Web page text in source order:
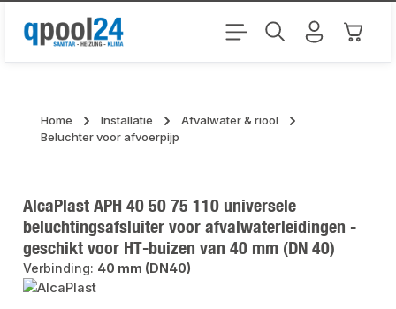
Ga naar de hoofdinhoud
Home Installatie
Afvalwater & riool
Beluchter voor afvoerpijp
AlcaPlast APH 40 50 75 110 universele
beluchtingsafsluiter voor afvalwaterleidingen -
geschikt voor HT-buizen van 40 mm (DN 40)
Verbinding: 40 mm (DN40)